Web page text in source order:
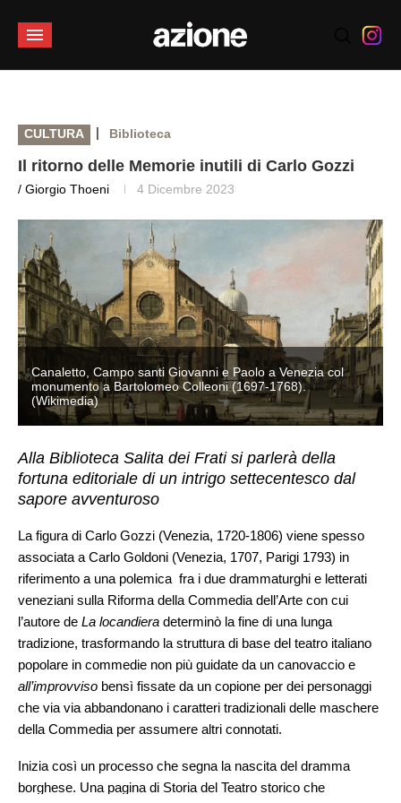
CULTURA | Biblioteca
Il ritorno delle Memorie inutili di Carlo Gozzi
/ Giorgio Thoeni 4 Dicembre 2023
Canaletto, Campo santi Giovanni e Paolo a Venezia col
monumento a Bartolomeo Colleoni (1697-1768).
(Wikimedia)
Alla Biblioteca Salita dei Frati si parlerà della
fortuna editoriale di un intrigo settecentesco dal
sapore avventuroso
La figura di Carlo Gozzi (Venezia, 1720-1806) viene spesso
associata a Carlo Goldoni (Venezia, 1707, Parigi 1793) in
riferimento a una polemica fra i due drammaturghi e letterati
veneziani sulla Riforma della Commedia dell’Arte con cui
l’autore de La locandiera determinò la fine di una lunga
tradizione, trasformando la struttura di base del teatro italiano
popolare in commedie non più guidate da un canovaccio e
all’improvviso bensì fissate da un copione per dei personaggi
che via via abbandonano i caratteri tradizionali delle maschere
della Commedia per assumere altri connotati.
Inizia così un processo che segna la nascita del dramma
borghese. Una pagina di Storia del Teatro storico che